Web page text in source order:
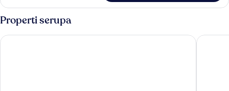
Suite
Junior,
2
kamar
tidur,
Properti serupa
Aquarius Vacation Club at Boqueron Beach Resort